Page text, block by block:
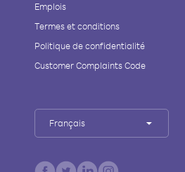
Emplois
Termes et conditions
Politique de confidentialité
Customer Complaints Code
Français